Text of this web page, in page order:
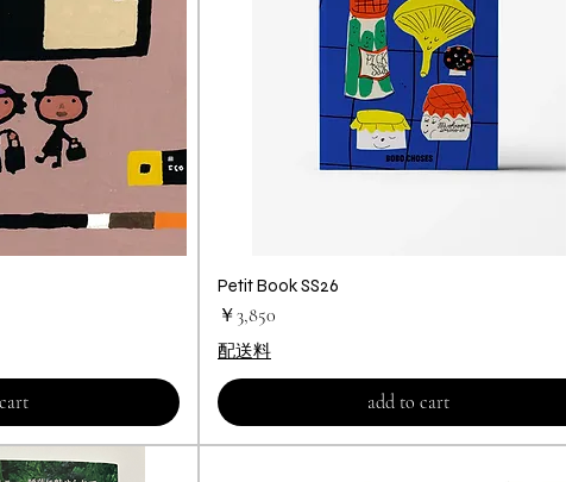
Petit Book SS26
価格
￥3,850
配送料
add to cart